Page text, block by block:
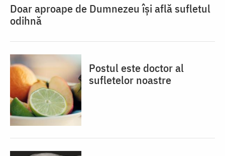
Doar aproape de Dumnezeu își află sufletul
odihnă
Postul este doctor al
sufletelor noastre